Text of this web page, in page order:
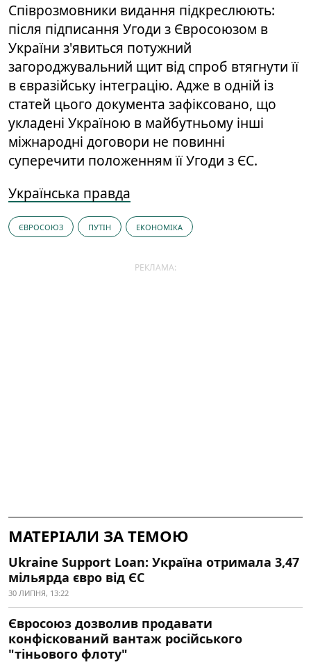
Співрозмовники видання підкреслюють:
після підписання Угоди з Євросоюзом в
України з'явиться потужний
загороджувальний щит від спроб втягнути її
в євразійську інтеграцію. Адже в одній із
статей цього документа зафіксовано, що
укладені Україною в майбутньому інші
міжнародні договори не повинні
суперечити положенням її Угоди з ЄС.
Українська правда
ЄВРОСОЮЗ ПУТІН ЕКОНОМІКА
РЕКЛАМА:
МАТЕРІАЛИ ЗА ТЕМОЮ
Ukraine Support Loan: Україна отримала 3,47
мільярда євро від ЄС
30 ЛИПНЯ, 13:22
Євросоюз дозволив продавати
конфіскований вантаж російського
"тіньового флоту"